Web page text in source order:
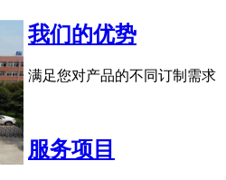
我们的优势
满足您对产品的不同订制需求
服务项目